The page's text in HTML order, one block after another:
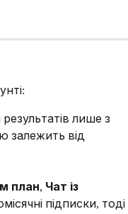
лише з
залежить від
план, Чат із
підписки, тоді